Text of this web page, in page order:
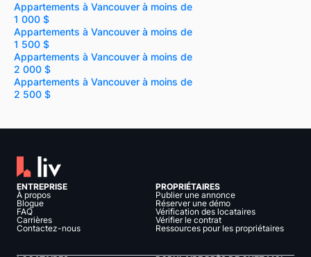
Appartements à Vancouver à moins de
1 000 $
Appartements à Vancouver à moins de
1 500 $
Appartements à Vancouver à moins de
2 000 $
Appartements à Vancouver à moins de
2 500 $
ENTREPRISE
À propos
Blogue
FAQ
Carrières
Contactez-nous
PROPRIÉTAIRES
Publier une annonce
Réserver une démo
Vérification des locataires
Vérifier le contrat
Ressources pour les propriétaires